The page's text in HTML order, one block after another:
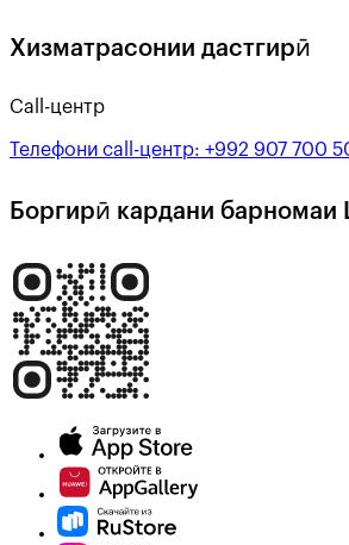
Хизматрасонии дастгирӣ
Call-центр
Телефони call-центр: +992 907 700
Боргирӣ кардани барномаи